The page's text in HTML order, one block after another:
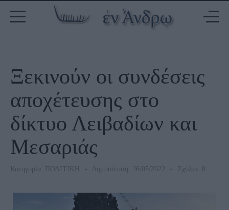
Ξεκινούν οι συνδέσεις
αποχέτευσης στο
δίκτυο Λειβαδίων και
Μεσαριάς
Κατηγορία: ΠΟΛΙΤΙΚΗ Δημοσίευση: 26/05/2022 Σχόλια: 0